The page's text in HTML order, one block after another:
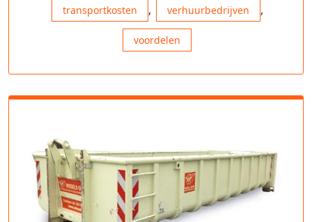
transportkosten , verhuurbedrijven ,
voordelen